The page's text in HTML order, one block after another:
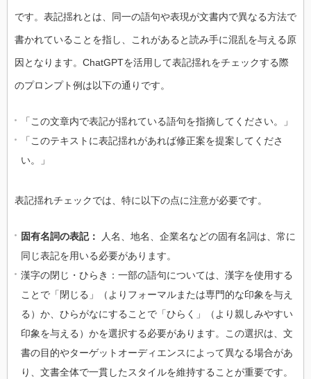
です。表記揺れとは、同一の語句や表現が文書内で異なる方法で
書かれていることを指し、これがあると読み手に混乱を与える原
因となります。ChatGPTを活用して表記揺れをチェックする際
のプロンプト例は以下の通りです。
「この文章内で表記が揺れている語句を指摘してください。」
「このテキストに表記揺れがあれば修正案を提案してくださ
い。」
表記揺れチェックでは、特に以下の点に注意が必要です。
固有名詞の表記：
人名、地名、企業名などの固有名詞は、常に
同じ表記を用いる必要があります。
漢字の閉じ・ひらき：一部の語句については、漢字を使用する
ことで「閉じる」（よりフォーマルまたは専門的な印象を与え
る）か、ひらがなにすることで「ひらく」（より親しみやすい
印象を与える）かを選択する必要があります。この選択は、文
書の目的やターゲットオーディエンスによって異なる場合があ
り、文書全体で一貫したスタイルを維持することが重要です。